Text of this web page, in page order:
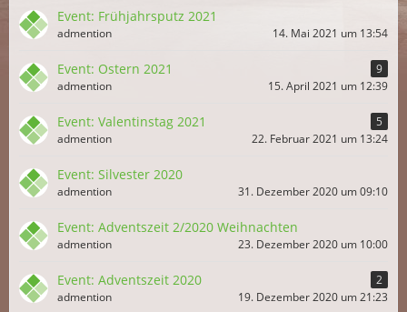
Event: Frühjahrsputz 2021
admention 14. Mai 2021 um 13:54
Event: Ostern 2021
9
admention
15. April 2021 um 12:39
Event: Valentinstag 2021
5
admention
22. Februar 2021 um 13:24
Event: Silvester 2020
admention 31. Dezember 2020 um 09:10
Event: Adventszeit 2/2020 Weihnachten
admention 23. Dezember 2020 um 10:00
Event: Adventszeit 2020
2
admention
19. Dezember 2020 um 21:23